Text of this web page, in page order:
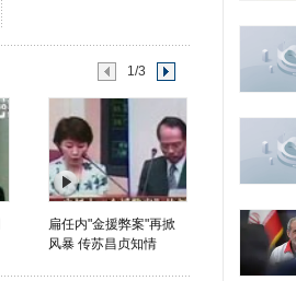
1/3
扁任内"金援弊案"再掀
风暴 传苏昌贞知情